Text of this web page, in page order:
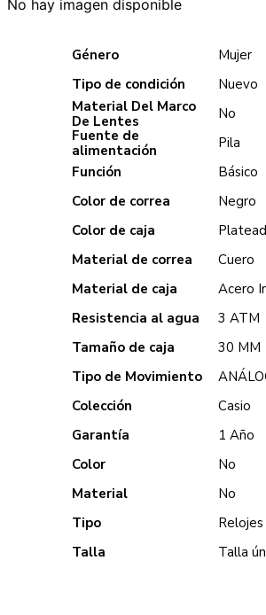
No hay imagen disponible
Género
Mujer
Tipo de condición
Nuevo
Material Del Marco
De Lentes
No
Fuente de
alimentación
Pila
Función
Básico
Color de correa
Negro
Color de caja
Material de correa
Cuero
Material de caja
Acero
Resistencia al agua
3 ATM
Tamaño de caja
30 MM
Tipo de Movimiento
Colección
Casio
Garantía
1 Año
Color
No
Material
No
Tipo
Relojes
Talla
Talla